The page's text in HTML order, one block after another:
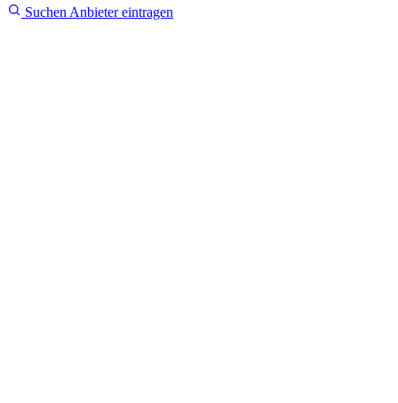
Suchen Anbieter eintragen